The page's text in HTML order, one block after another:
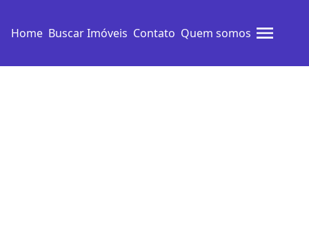
Home Buscar Imóveis Contato Quem somos